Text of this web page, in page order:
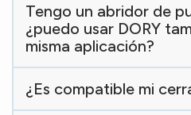
Tengo un abridor de
¿puedo usar DORY
misma aplicación?
¿Es compatible mi